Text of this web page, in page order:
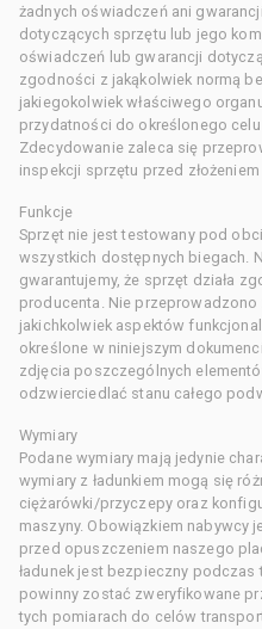
żadnych oświadczeń ani
dotyczących sprzętu lub jego
oświadczeń lub gwarancji
zgodności z jakąkolwiek normą
jakiegokolwiek właściwego
przydatności do określonego
Zdecydowanie zaleca się
inspekcji sprzętu przed złożeniem
Funkcje
Sprzęt nie jest testowany pod
wszystkich dostępnych biegach.
gwarantujemy, że sprzęt działa
producenta. Nie
jakichkolwiek aspektów
określone w niniejszym
zdjęcia poszczególnych
odzwierciedlać stanu całego
Wymiary
Podane wymiary mają jedynie
wymiary z ładunkiem mogą się
ciężarówki/przyczepy oraz
maszyny. Obowiązkiem nabywcy
przed opuszczeniem naszego
ładunek jest bezpieczny
powinny zostać zweryfikowane
tych pomiarach do celów